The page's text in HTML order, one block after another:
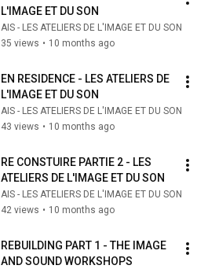
L'IMAGE ET DU SON
AIS - LES ATELIERS DE L'IMAGE ET DU SON
35 views • 10 months ago
EN RESIDENCE - LES ATELIERS DE
L'IMAGE ET DU SON
AIS - LES ATELIERS DE L'IMAGE ET DU SON
43 views • 10 months ago
RE CONSTUIRE PARTIE 2 - LES
ATELIERS DE L'IMAGE ET DU SON
AIS - LES ATELIERS DE L'IMAGE ET DU SON
42 views • 10 months ago
REBUILDING PART 1 - THE IMAGE
AND SOUND WORKSHOPS